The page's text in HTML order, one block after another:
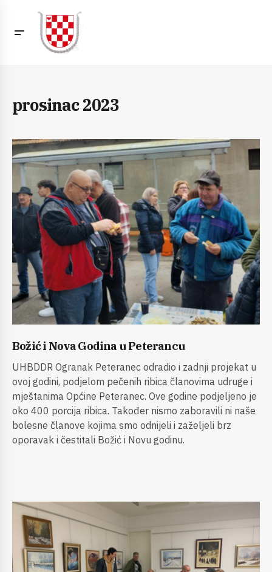
prosinac 2023
Božić i Nova Godina u Peterancu
UHBDDR Ogranak Peteranec odradio i zadnji projekat u
ovoj godini, podjelom pečenih ribica članovima udruge i
mještanima Općine Peteranec. Ove godine podjeljeno je
oko 400 porcija ribica. Također nismo zaboravili ni naše
bolesne članove kojima smo odnijeli i zaželjeli brz
oporavak i čestitali Božić i Novu godinu.